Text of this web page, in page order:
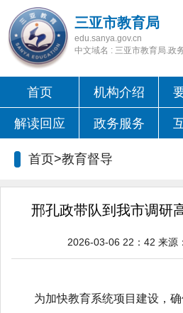
三亚市教育局
edu.sanya.gov.cn
中文域名 : 三亚市教育局.政
首页 机构介绍
解读回应 政务服务
首页>教育督导
邢孔政带队到我市调研
2026-03-06 22：42 来源：
为加快教育系统项目建设，